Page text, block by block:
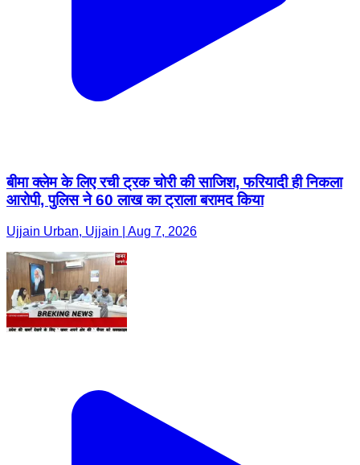
बीमा क्लेम के लिए रची ट्रक चोरी की साजिश, फरियादी ही निकला
आरोपी, पुलिस ने 60 लाख का ट्राला बरामद किया
Ujjain Urban, Ujjain | Aug 7, 2026